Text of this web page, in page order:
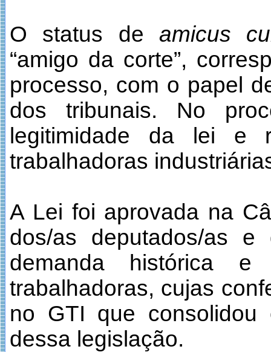
O status de amicus
“amigo da corte”,
processo, com o papel
dos tribunais. No
legitimidade da lei e
trabalhadoras
A Lei foi aprovada na
dos/as deputados/as
demanda histórica e
trabalhadoras, cujas
no GTI que consolidou
dessa legislação.